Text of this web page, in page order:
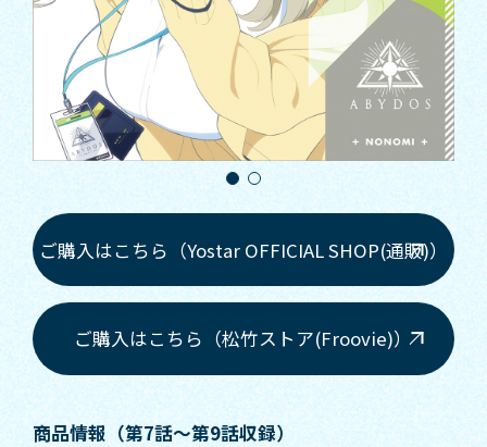
ご購入はこちら（Yostar OFFICIAL SHOP(通販)）
ご購入はこちら（松竹ストア(Froovie)）
商品情報（第7話～第9話収録）